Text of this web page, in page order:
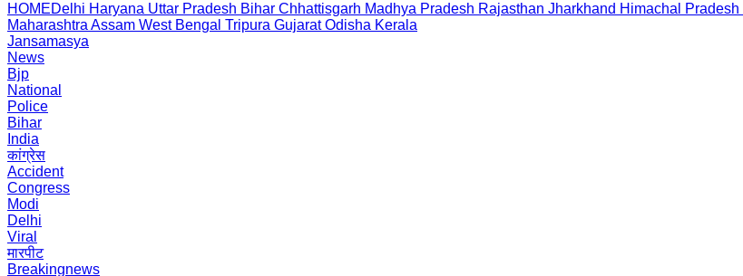
HOMEDelhi Haryana Uttar Pradesh Bihar Chhattisgarh Madhya Pradesh Rajasthan Jharkhand Himachal Pradesh
Maharashtra Assam West Bengal Tripura Gujarat Odisha Kerala
Jansamasya
News
Bjp
National
Police
Bihar
India
कांग्रेस
Accident
Congress
Modi
Delhi
Viral
मारपीट
Breakingnews